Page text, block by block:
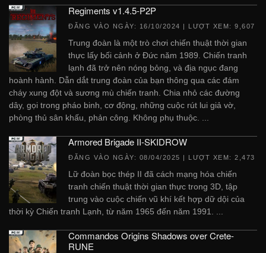
Regiments v1.4.5-P2P
ĐĂNG VÀO NGÀY: 16/10/2024 | LƯỢT XEM: 9,607
Trung đoàn là một trò chơi chiến thuật thời gian
thực lấy bối cảnh ở Đức năm 1989. Chiến tranh
lạnh đã trở nên nóng bỏng, và địa ngục đang
hoành hành. Dẫn dắt trung đoàn của bạn thông qua các đám
cháy xung đột và sương mù chiến tranh. Chia nhỏ các đường
dây, gọi trong pháo binh, cơ động, những cuộc rút lui giả vờ,
phòng thủ sân khấu, phản công. Không phụ thuộc. ...
Armored Brigade II-SKIDROW
ĐĂNG VÀO NGÀY: 08/04/2025 | LƯỢT XEM: 2,473
Lữ đoàn bọc thép II đã cách mạng hóa chiến
tranh chiến thuật thời gian thực trong 3D, tập
trung vào cuộc chiến vũ khí kết hợp dữ dội của
thời kỳ Chiến tranh Lạnh, từ năm 1965 đến năm 1991. ...
Commandos Origins Shadows over Crete-
RUNE